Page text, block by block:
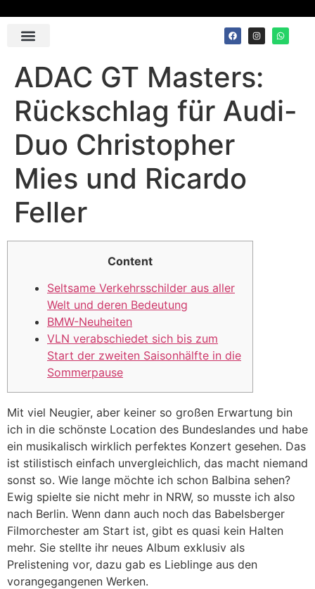
ADAC GT Masters:
Rückschlag für Audi-
Duo Christopher
Mies und Ricardo
Feller
Content
Seltsame Verkehrsschilder aus aller
Welt und deren Bedeutung
BMW-Neuheiten
VLN verabschiedet sich bis zum
Start der zweiten Saisonhälfte in die
Sommerpause
Mit viel Neugier, aber keiner so großen Erwartung bin
ich in die schönste Location des Bundeslandes und habe
ein musikalisch wirklich perfektes Konzert gesehen. Das
ist stilistisch einfach unvergleichlich, das macht niemand
sonst so. Wie lange möchte ich schon Balbina sehen?
Ewig spielte sie nicht mehr in NRW, so musste ich also
nach Berlin. Wenn dann auch noch das Babelsberger
Filmorchester am Start ist, gibt es quasi kein Halten
mehr. Sie stellte ihr neues Album exklusiv als
Prelistening vor, dazu gab es Lieblinge aus den
vorangegangenen Werken.